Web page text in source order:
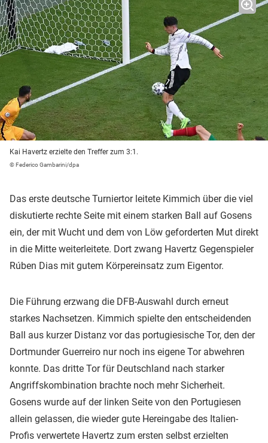
Kai Havertz erzielte den Treffer zum 3:1.
© Federico Gambarini/dpa
Das erste deutsche Turniertor leitete Kimmich über die viel
diskutierte rechte Seite mit einem starken Ball auf Gosens
ein, der mit Wucht und dem von Löw geforderten Mut direkt
in die Mitte weiterleitete. Dort zwang Havertz Gegenspieler
Rúben Dias mit gutem Körpereinsatz zum Eigentor.
Die Führung erzwang die DFB-Auswahl durch erneut
starkes Nachsetzen. Kimmich spielte den entscheidenden
Ball aus kurzer Distanz vor das portugiesische Tor, den der
Dortmunder Guerreiro nur noch ins eigene Tor abwehren
konnte. Das dritte Tor für Deutschland nach starker
Angriffskombination brachte noch mehr Sicherheit.
Gosens wurde auf der linken Seite von den Portugiesen
allein gelassen, die wieder gute Hereingabe des Italien-
Profis verwertete Havertz zum ersten selbst erzielten